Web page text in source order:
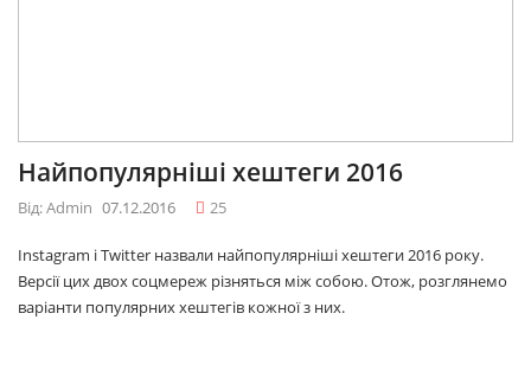
Найпопулярніші хештеги 2016
Від: Admin 07.12.2016 25
Instagram і Twitter назвали найпопулярніші хештеги 2016 року.
Версії цих двох соцмереж різняться між собою. Отож, розглянемо
варіанти популярних хештегів кожної з них.